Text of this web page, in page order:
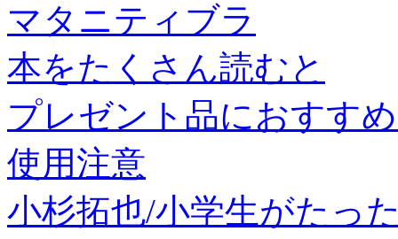
マタニティブラ
本をたくさん読むと
プレゼント品におすす
使用注意
小杉拓也/小学生がたっ